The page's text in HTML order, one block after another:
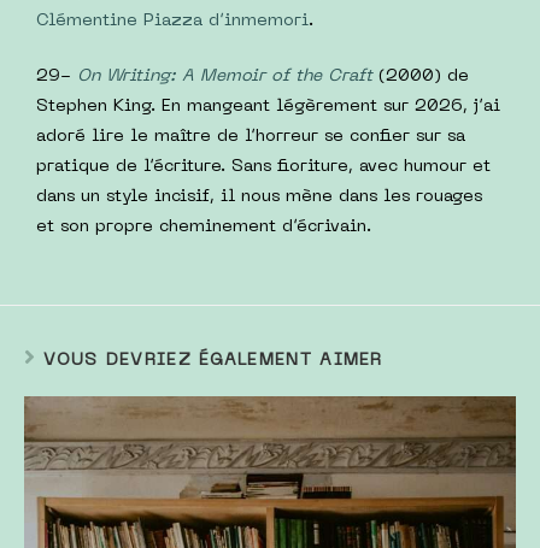
Clémentine Piazza d’inmemori.
29- On Writing: A Memoir of the Craft (2000) de
Stephen King. En mangeant légèrement sur 2026, j’ai
adoré lire le maître de l’horreur se confier sur sa
pratique de l’écriture. Sans fioriture, avec humour et
dans un style incisif, il nous mène dans les rouages
et son propre cheminement d’écrivain.
VOUS DEVRIEZ ÉGALEMENT AIMER